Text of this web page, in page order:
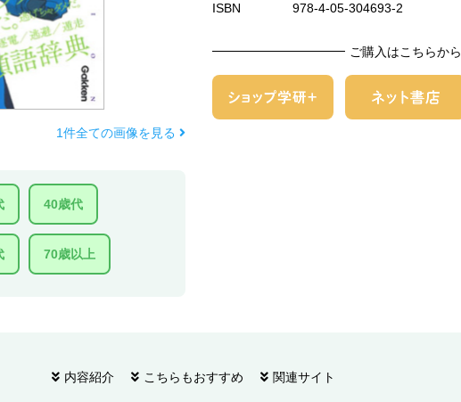
1件全ての画像を見る
40歳代
70歳以上
ISBN
978-4-05-304693-2
ご購入はこちらから
内容紹介 こちらもおすすめ 関連サイト